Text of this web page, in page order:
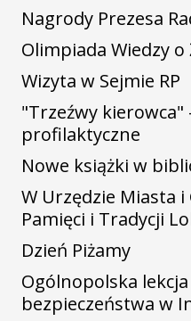
Nagrody Prezesa
Olimpiada Wiedzy o
Wizyta w Sejmie RP
"Trzeźwy kierowca"
profilaktyczne
Nowe książki w
W Urzędzie Miasta
Pamięci i Tradycji
Dzień Piżamy
Ogólnopolska
bezpieczeństwa w